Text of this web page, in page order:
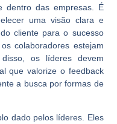
dentro das empresas. É
uma visão clara e
cliente para o sucesso
colaboradores estejam
os líderes devem
que valorize o feedback
a busca por formas de
dado pelos líderes. Eles